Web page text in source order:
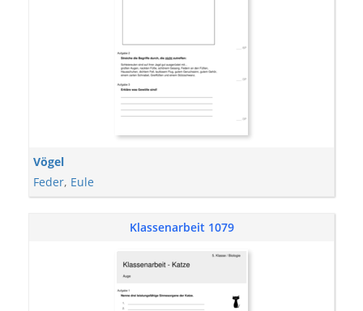
Vögel
Feder, Eule
Klassenarbeit 1079